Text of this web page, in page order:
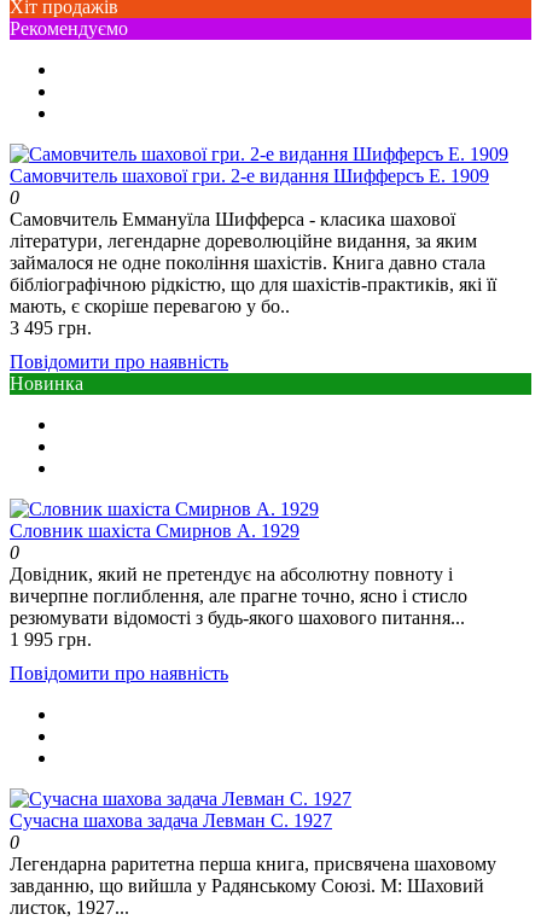
Хіт продажів
Рекомендуємо
Самовчитель шахової гри. 2-е видання Шифферсъ Е. 1909
0
Самовчитель Еммануїла Шифферса - класика шахової
літератури, легендарне дореволюційне видання, за яким
займалося не одне покоління шахістів. Книга давно стала
бібліографічною рідкістю, що для шахістів-практиків, які її
мають, є скоріше перевагою у бо..
3 495 грн.
Повідомити про наявність
Новинка
Словник шахіста Смирнов А. 1929
0
Довідник, який не претендує на абсолютну повноту і
вичерпне поглиблення, але прагне точно, ясно і стисло
резюмувати відомості з будь-якого шахового питання...
1 995 грн.
Повідомити про наявність
Сучасна шахова задача Левман С. 1927
0
Легендарна раритетна перша книга, присвячена шаховому
завданню, що вийшла у Радянському Союзі. М: Шаховий
листок, 1927...